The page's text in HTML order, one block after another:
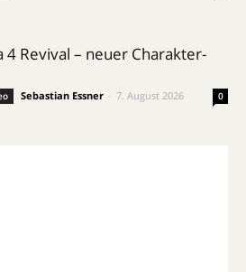
4 Revival – neuer Charakter-
Sebastian Essner 7. August 2026 0